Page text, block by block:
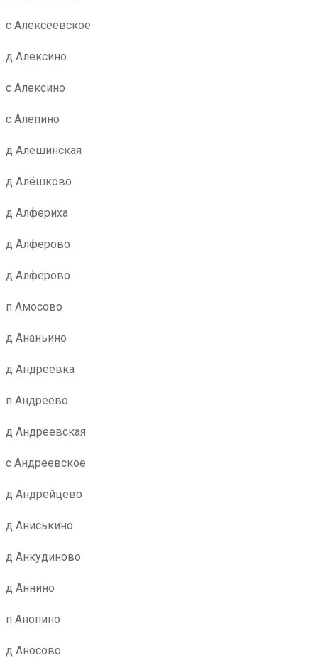
с Алексеевское
д Алексино
с Алексино
с Алепино
д Алешинская
д Алёшково
д Алфериха
д Алферово
д Алфёрово
п Амосово
д Ананьино
д Андреевка
п Андреево
д Андреевская
с Андреевское
д Андрейцево
д Аниськино
д Анкудиново
д Аннино
п Анопино
д Аносово